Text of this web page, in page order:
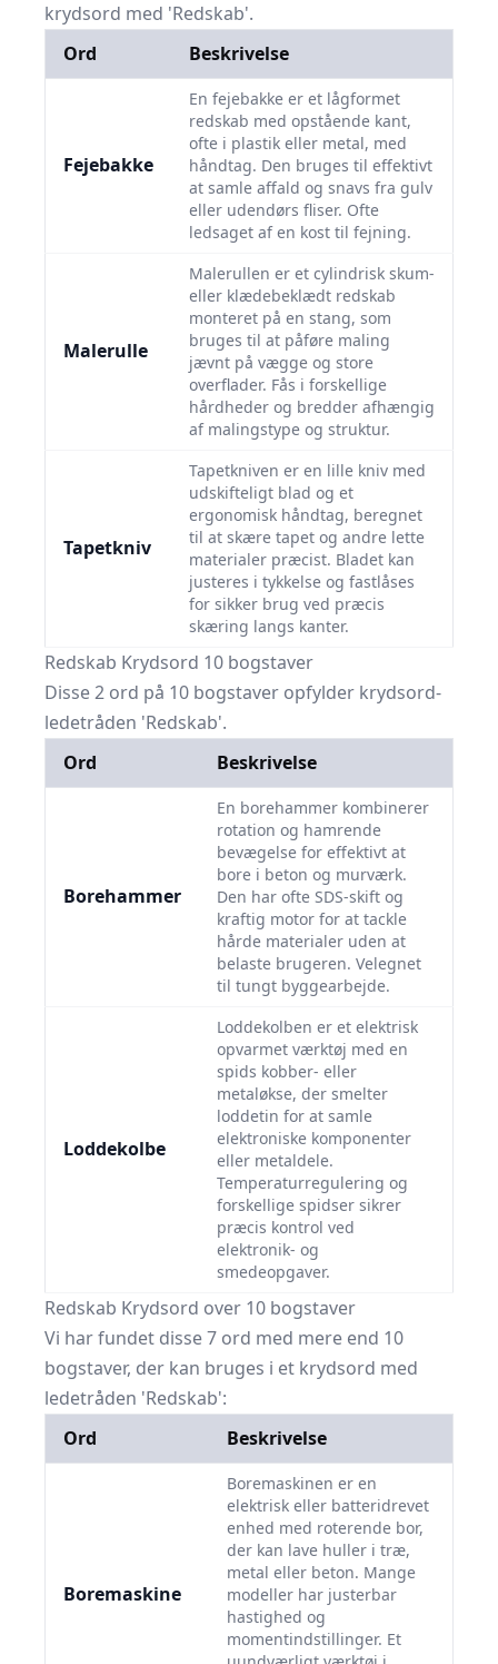
krydsord med 'Redskab'.
Ord
Beskrivelse
Fejebakke
En fejebakke er et lågformet
redskab med opstående kant,
ofte i plastik eller metal, med
håndtag. Den bruges til effektivt
at samle affald og snavs fra gulv
eller udendørs fliser. Ofte
ledsaget af en kost til fejning.
Malerulle
Malerullen er et cylindrisk skum-
eller klædebeklædt redskab
monteret på en stang, som
bruges til at påføre maling
jævnt på vægge og store
overflader. Fås i forskellige
hårdheder og bredder afhængig
af malingstype og struktur.
Tapetkniv
Tapetkniven er en lille kniv med
udskifteligt blad og et
ergonomisk håndtag, beregnet
til at skære tapet og andre lette
materialer præcist. Bladet kan
justeres i tykkelse og fastlåses
for sikker brug ved præcis
skæring langs kanter.
Redskab Krydsord 10 bogstaver
Disse 2 ord på 10 bogstaver opfylder krydsord-
ledetråden 'Redskab'.
Ord
Beskrivelse
Borehammer
En borehammer kombinerer
rotation og hamrende
bevægelse for effektivt at
bore i beton og murværk.
Den har ofte SDS-skift og
kraftig motor for at tackle
hårde materialer uden at
belaste brugeren. Velegnet
til tungt byggearbejde.
Loddekolbe
Loddekolben er et elektrisk
opvarmet værktøj med en
spids kobber- eller
metaløkse, der smelter
loddetin for at samle
elektroniske komponenter
eller metaldele.
Temperaturregulering og
forskellige spidser sikrer
præcis kontrol ved
elektronik- og
smedeopgaver.
Redskab Krydsord over 10 bogstaver
Vi har fundet disse 7 ord med mere end 10
bogstaver, der kan bruges i et krydsord med
ledetråden 'Redskab':
Ord
Beskrivelse
Boremaskine
Boremaskinen er en
elektrisk eller batteridrevet
enhed med roterende bor,
der kan lave huller i træ,
metal eller beton. Mange
modeller har justerbar
hastighed og
momentindstillinger. Et